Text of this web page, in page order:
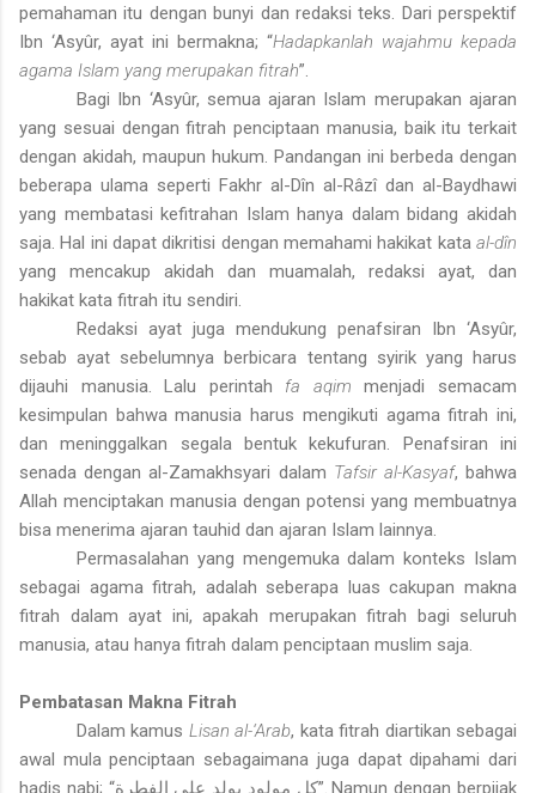
pemahaman itu dengan bunyi dan redaksi teks. Dari perspektif
Ibn ‘Asyûr, ayat ini bermakna; “Hadapkanlah wajahmu kepada
agama Islam yang merupakan fitrah”.
Bagi Ibn ‘Asyûr, semua ajaran Islam merupakan ajaran
yang sesuai dengan fitrah penciptaan manusia, baik itu terkait
dengan akidah, maupun hukum. Pandangan ini berbeda dengan
beberapa ulama seperti Fakhr al-Dîn al-Râzî dan al-Baydhawi
yang membatasi kefitrahan Islam hanya dalam bidang akidah
saja. Hal ini dapat dikritisi dengan memahami hakikat kata al-dîn
yang mencakup akidah dan muamalah, redaksi ayat, dan
hakikat kata fitrah itu sendiri.
Redaksi ayat juga mendukung penafsiran Ibn ‘Asyûr,
sebab ayat sebelumnya berbicara tentang syirik yang harus
dijauhi manusia. Lalu perintah fa aqimmenjadi semacam
kesimpulan bahwa manusia harus mengikuti agama fitrah ini,
dan meninggalkan segala bentuk kekufuran. Penafsiran ini
senada dengan al-Zamakhsyari dalam Tafsir al-Kasyaf, bahwa
Allah menciptakan manusia dengan potensi yang membuatnya
bisa menerima ajaran tauhid dan ajaran Islam lainnya.
Permasalahan yang mengemuka dalam konteks Islam
sebagai agama fitrah, adalah seberapa luas cakupan makna
fitrah dalam ayat ini, apakah merupakan fitrah bagi seluruh
manusia, atau hanya fitrah dalam penciptaan muslim saja.
Pembatasan Makna Fitrah
Dalam kamus Lisan al-‘Arab, kata fitrah diartikan sebagai
awal mula penciptaan sebagaimana juga dapat dipahami dari
hadis nabi; “كل مولود يولد على الفطرة”. Namun dengan berpijak